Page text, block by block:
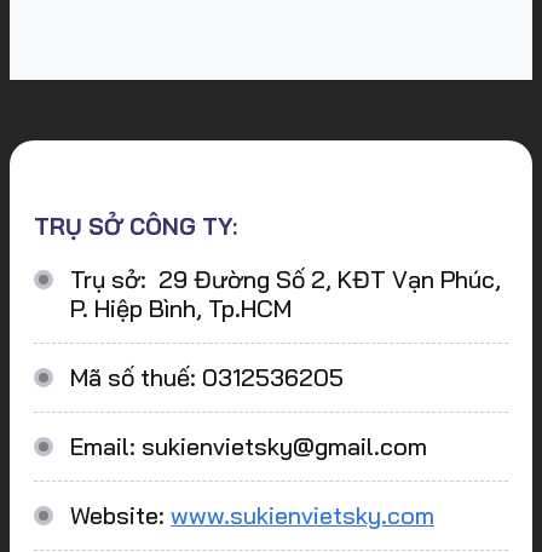
TRỤ SỞ CÔNG TY:
Trụ sở: 29 Đường Số 2, KĐT Vạn Phúc,
P. Hiệp Bình, Tp.HCM
Mã số thuế: 0312536205
Email: sukienvietsky@gmail.com
Website: www.sukienvietsky.com